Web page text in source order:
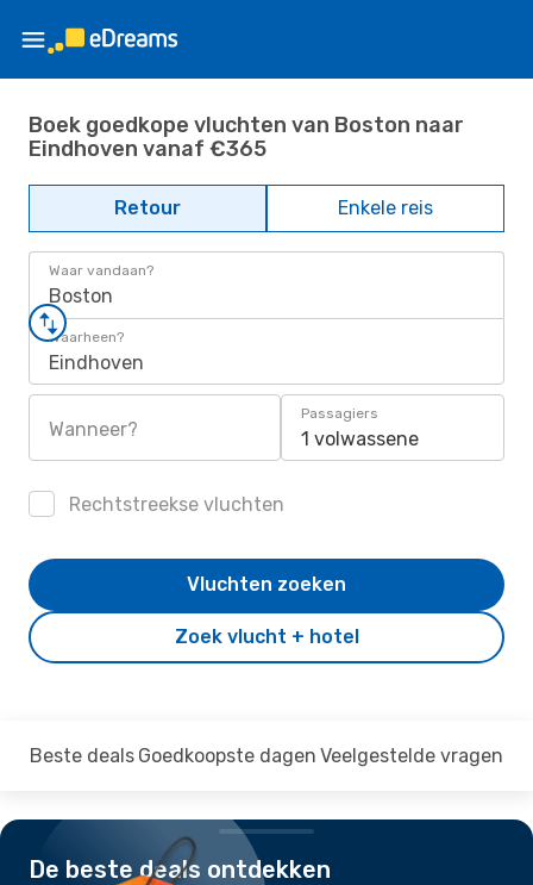
Boek goedkope vluchten van Boston naar
Eindhoven vanaf €365
Retour Enkele reis
Waar vandaan?
Boston
Waarheen?
Eindhoven
Wanneer?
Passagiers
1 volwassene
Rechtstreekse vluchten
Zoek vlucht + hotel
Vluchten zoeken
Beste deals Goedkoopste dagen Veelgestelde vragen
De beste deals ontdekken